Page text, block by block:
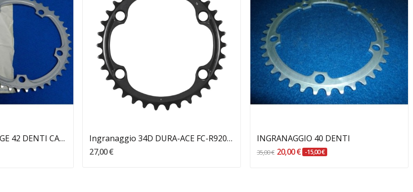
INGRANAGGIO MIRAGE 42 DENTI CAMPAGNOLO
Aggiungi Al Carrello
Ingranaggio 34D DURA-ACE FC-R9200 SHIMANO
27,00 €
Aggiungi Al Carrello
INGRANAGGIO 40 DENTI
35,00 € 20,00 € -15,00 €